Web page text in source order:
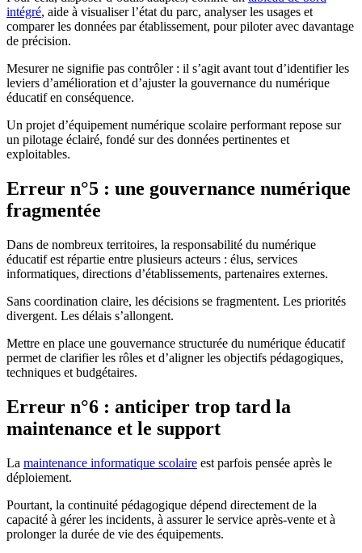
intégré, aide à visualiser l’état du parc, analyser les usages et
comparer les données par établissement, pour piloter avec davantage
de précision.
Mesurer ne signifie pas contrôler : il s’agit avant tout d’identifier les
leviers d’amélioration et d’ajuster la gouvernance du numérique
éducatif en conséquence.
Un projet d’équipement numérique scolaire performant repose sur
un pilotage éclairé, fondé sur des données pertinentes et
exploitables.
Erreur n°5 : une gouvernance numérique
fragmentée
Dans de nombreux territoires, la responsabilité du numérique
éducatif est répartie entre plusieurs acteurs : élus, services
informatiques, directions d’établissements, partenaires externes.
Sans coordination claire, les décisions se fragmentent. Les priorités
divergent. Les délais s’allongent.
Mettre en place une gouvernance structurée du numérique éducatif
permet de clarifier les rôles et d’aligner les objectifs pédagogiques,
techniques et budgétaires.
Erreur n°6 : anticiper trop tard la
maintenance et le support
La maintenance informatique scolaire est parfois pensée après le
déploiement.
Pourtant, la continuité pédagogique dépend directement de la
capacité à gérer les incidents, à assurer le service après-vente et à
prolonger la durée de vie des équipements.